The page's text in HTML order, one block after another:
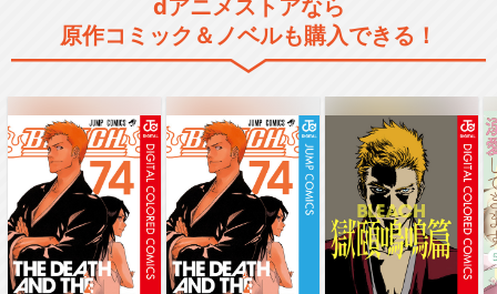
ルパン三世 PART6
ルパン三世 風魔一族の陰謀
dアニメストアなら
原作コミック＆ノベルも購入できる！